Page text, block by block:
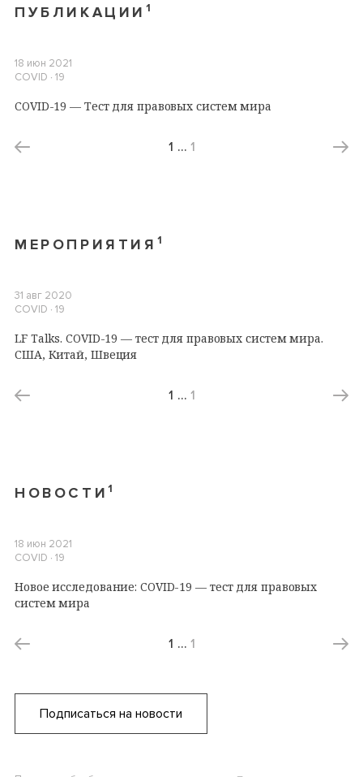
ПУБЛИКАЦИИ 1
18 июн 2021
COVID ∙ 19
COVID-19 — Тест для правовых систем мира
1 … 1
МЕРОПРИЯТИЯ 1
31 авг 2020
COVID ∙ 19
LF Talks. COVID-19 — тест для правовых систем мира.
США, Китай, Швеция
1 … 1
НОВОСТИ1
18 июн 2021
COVID ∙ 19
Новое исследование: COVID-19 — тест для правовых
систем мира
1 … 1
Подписаться на новости